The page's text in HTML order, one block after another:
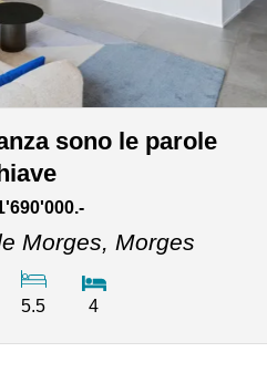
sono le parole
Morges, Morges
5.5 4